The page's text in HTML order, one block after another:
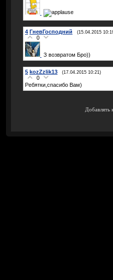
4 ГневГосподний (15.04.2015
0
З возвратом Бро))
5 kozZzlik13 (17.04.2015 10:21)
0
Ребятки,спасибо Вам)
Добавлять